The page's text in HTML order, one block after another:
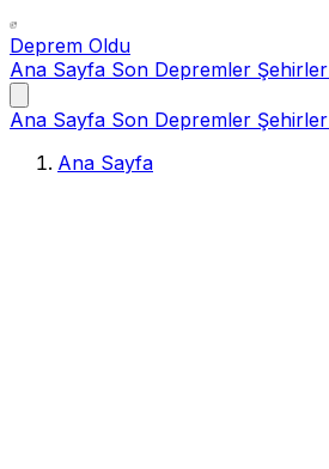
Deprem Oldu
Ana Sayfa Son Depremler Şehirler
Ana Sayfa Son Depremler Şehirler
Ana Sayfa